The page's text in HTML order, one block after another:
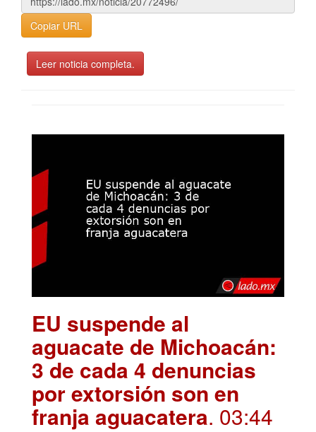
Copiar URL
Leer noticia completa.
EU suspende al
aguacate de Michoacán:
3 de cada 4 denuncias
por extorsión son en
franja aguacatera. 03:44